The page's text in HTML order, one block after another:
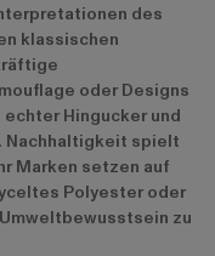
des
klassischen
oder Designs
Hingucker und
Nachhaltigkeit spielt
Marken setzen auf
Polyester oder
zu